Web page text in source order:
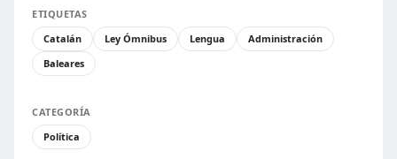
ETIQUETAS
Catalán
Ley Ómnibus Lengua
Administración
Baleares
CATEGORÍA
Política